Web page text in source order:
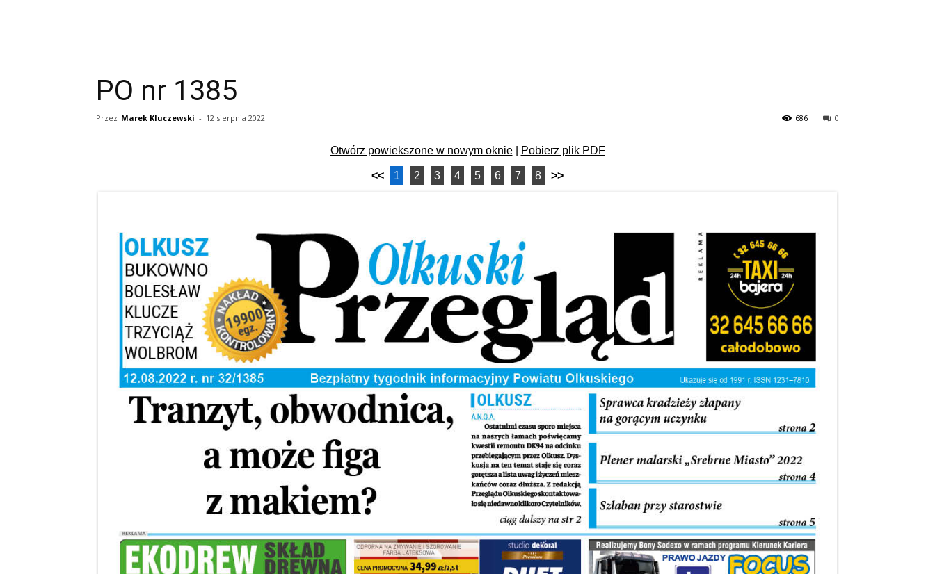
PO nr 1385
Przez Marek Kluczewski - 12 sierpnia 2022 0
686